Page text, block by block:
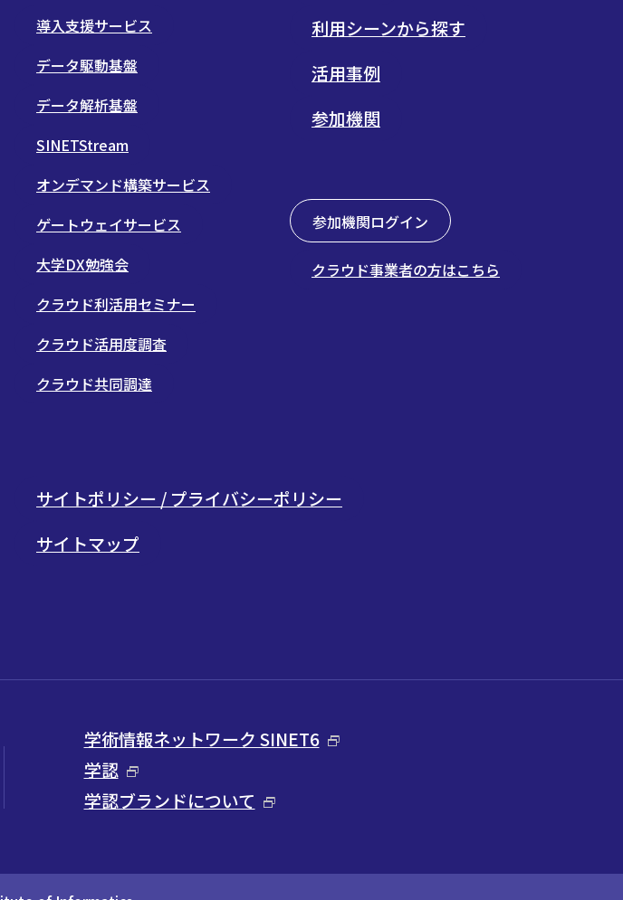
導入支援サービス
データ駆動基盤
データ解析基盤
SINETStream
オンデマンド構築サービス
ゲートウェイサービス
大学DX勉強会
クラウド利活用セミナー
クラウド活用度調査
クラウド共同調達
利用シーンから探す
活用事例
参加機関
参加機関ログイン
クラウド事業者の方はこちら
サイトポリシー / プライバシーポリシー
サイトマップ
学術情報ネットワーク SINET6
学認
学認ブランドについて